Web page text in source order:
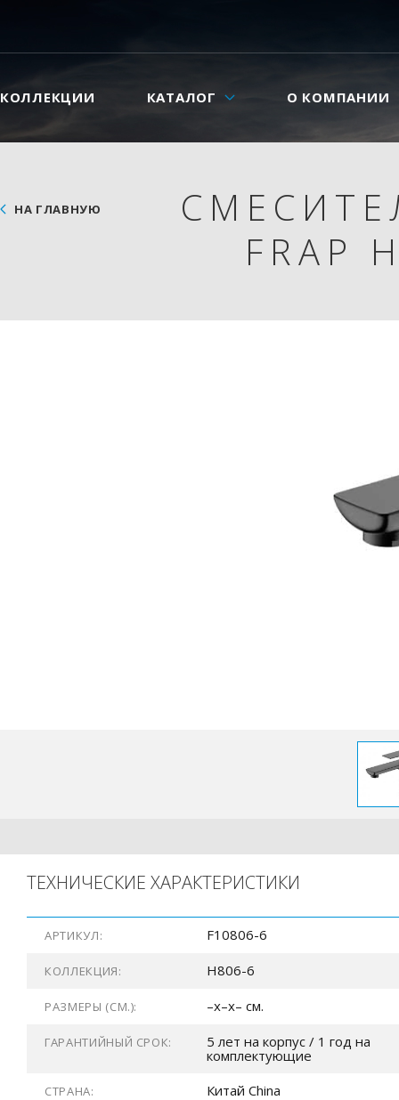
КОЛЛЕКЦИИ КАТАЛОГ О КОМПАНИИ
FRAP
НА ГЛАВНУЮ
ТЕХНИЧЕСКИЕ ХАРАКТЕРИСТИКИ
АРТИКУЛ: F10806-6
КОЛЛЕКЦИЯ: H806-6
РАЗМЕРЫ (СМ.): –x–x– см.
ГАРАНТИЙНЫЙ СРОК:
5 лет на корпус / 1 год на
комплектующие
СТРАНА: Китай China